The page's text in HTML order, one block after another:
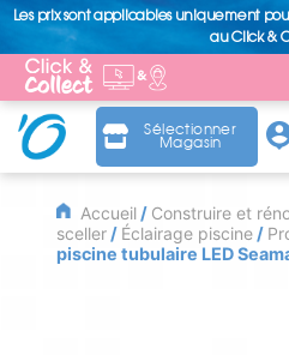
Les prix sont applicables uniquement
au Click &
Sélectionner
Magasin
Accueil/ Construire et
sceller/ Éclairage piscine/
piscine tubulaire LED